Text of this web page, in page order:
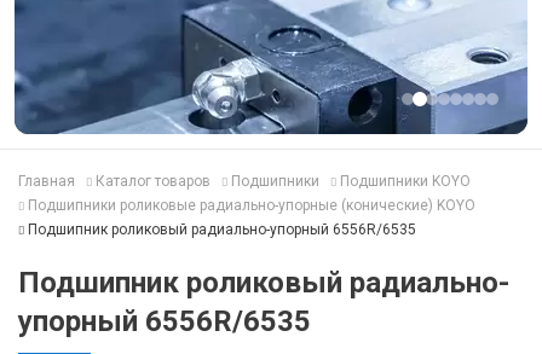
Главная Каталог товаров Подшипники
Подшипники KOYO
Подшипники роликовые радиально-упорные (конические) KOYO
Подшипник роликовый радиально-упорный 6556R/6535
Подшипник роликовый радиально-
упорный 6556R/6535